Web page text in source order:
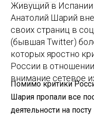
Живущий в Испании
Анатолий Шарий
своих страниц в
(бывшая Twitter)
которых яростно
России в
внимание сетевое
Помимо критики
Шария пропали все
деятельности на